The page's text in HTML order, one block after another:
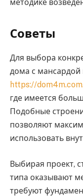
методике
Советы
Для выбора
дома с мансардой
https://
где имеется
Подобные
позволяют
использовать
Выбирая проект,
типа оказывают
требуют